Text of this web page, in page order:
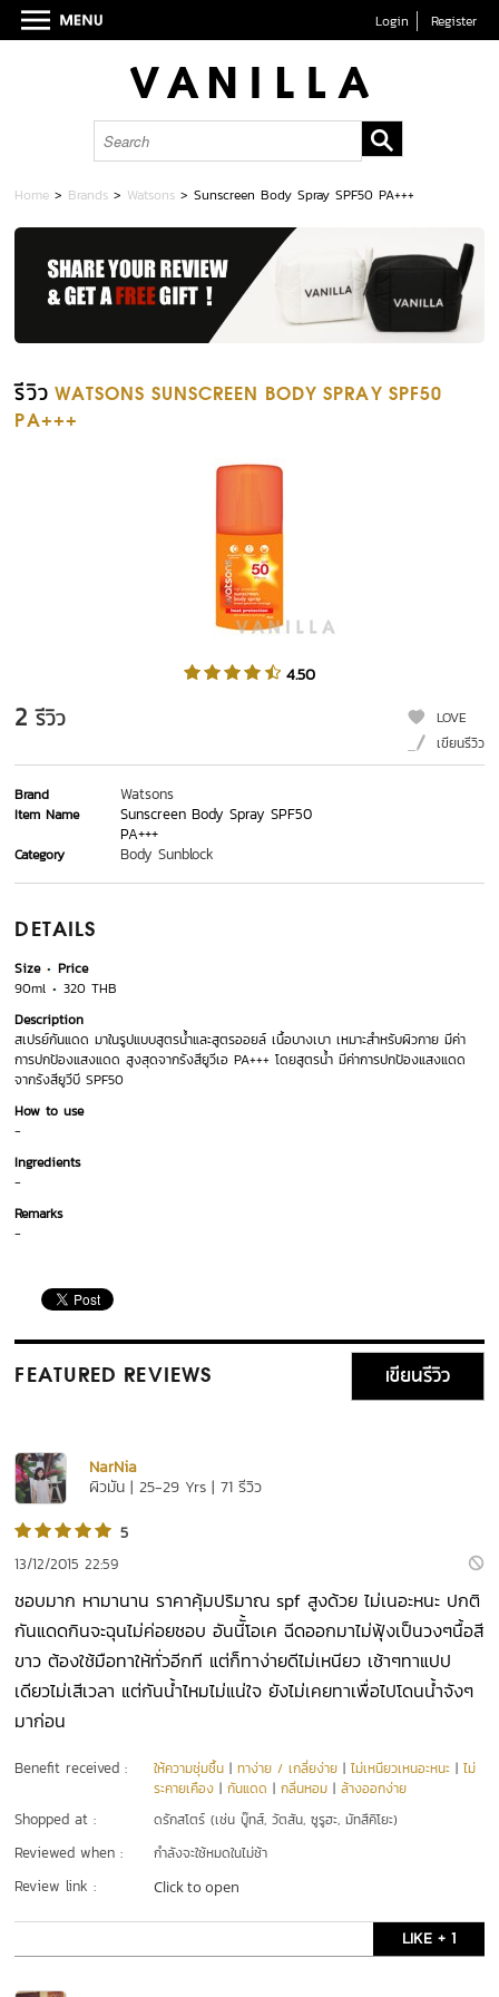
Login Register
Home > Brands > Watsons >Sunscreen Body Spray SPF50 PA+++
รีวิว WATSONS SUNSCREEN BODY SPRAY SPF50
PA+++
4.50
2 รีวิว
LOVE
เขียนรีวิว
Brand Watsons
Item Name
Sunscreen Body Spray SPF50
PA+++
Category Body Sunblock
DETAILS
Size
Price
90ml
320 THB
Description
สเปรย์กันแดด มาในรูปแบบสูตรน้ำและสูตรออยล์ เนื้อบางเบา เหมาะสำหรับผิวกาย มีค่า
การปกป้องแสงแดด สูงสุดจากรังสียูวีเอ PA+++ โดยสูตรน้ำ มีค่าการปกป้องแสงแดด
จากรังสียูวีบี SPF50
How to use
-
Ingredients
-
Remarks
-
FEATURED REVIEWS เขียนรีวิว
NarNia
ผิวมัน | 25-29 Yrs | 71 รีวิว
5
13/12/2015 22:59
ชอบมาก หามานาน ราคาคุ้มปริมาณ spf สูงด้วย ไม่เนอะหนะ ปกติ
กันแดดกินจะฉุนไม่ค่อยชอบ อันนีั้โอเค ฉีดออกมาไม่ฟุ้งเป็นวงๆนื้อสี
ขาว ต้องใช้มือทาให้ทั่วอีกที แต่ก็ทาง่ายดีไม่เหนียว เช้าๆทาแปป
เดียวไม่เสีเวลา แต่กันน้ำไหมไม่แน่ใจ ยังไม่เคยทาเพื่อไปโดนน้ำจังๆ
มาก่อน
Benefit received : ให้ความชุ่มชื้น |ทาง่าย / เกลี่ยง่าย |ไม่เหนียวเหนอะหนะ |ไม่
ระคายเคือง |กันแดด |กลิ่นหอม |ล้างออกง่าย
Shopped at : ดรักสโตร์ (เช่น บู๊ทส์, วัตสัน, ซูรูฮะ, มัทสึคิโยะ)
Reviewed when : กำลังจะใช้หมดในไม่ช้า
Review link : Click to open
LIKE + 1